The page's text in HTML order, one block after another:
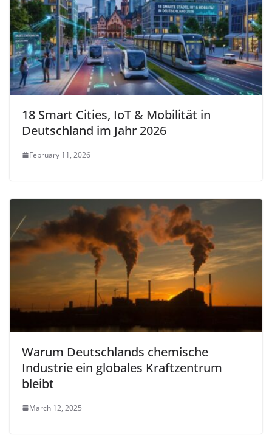
18 Smart Cities, IoT & Mobilität in
Deutschland im Jahr 2026
February 11, 2026
Warum Deutschlands chemische
Industrie ein globales Kraftzentrum
bleibt
March 12, 2025